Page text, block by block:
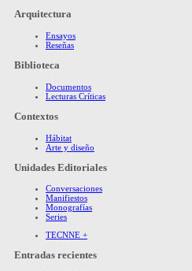
Arquitectura
Ensayos
Reseñas
Biblioteca
Documentos
Lecturas Críticas
Contextos
Hábitat
Arte y diseño
Unidades Editoriales
Conversaciones
Manifiestos
Monografías
Series
TECNNE +
Entradas recientes